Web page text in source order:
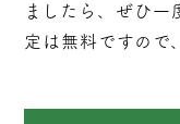
ましたら、ぜひ一
定は無料ですので